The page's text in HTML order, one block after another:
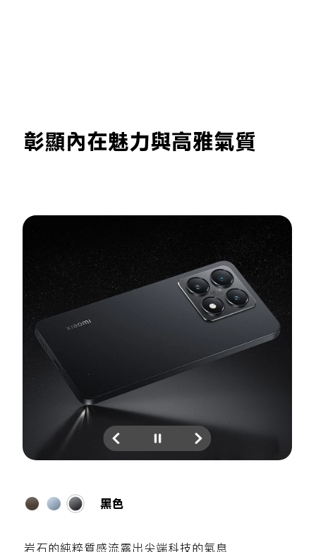
彰顯內在魅力與高雅氣質
泰坦灰
以鈦金屬的自然之美為靈感，迸發當中蘊藏的天